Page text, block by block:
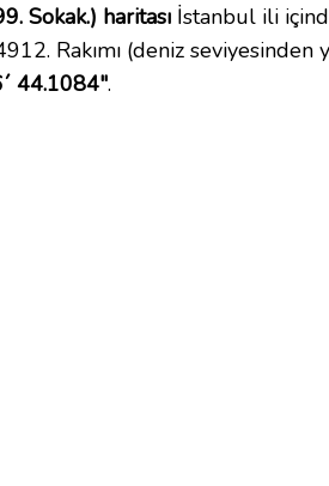
Sokak.) haritası İstanbul ili
Rakımı (deniz
44.1084".